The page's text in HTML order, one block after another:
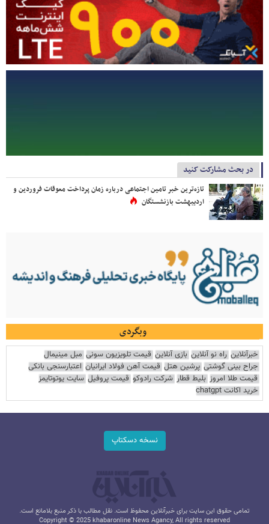
در بحث مشارکت کنید
تازه‌ترین خبر تامین اجتماعی درباره زمان پرداخت معوقات فروردین و
اردیبهشت بازنشستگان
وبگردی
خبرآنلاین راه نو آنلاین بازی آنلاین قیمت تلویزیون سونی مبل مینیمال
جراح بینی گوشتی پرشین هتل قیمت آهن فولاد ایرانیان اعتبارسنجی بانکی
قیمت طلا امروز بلیط قطار شرکت رادوکو قیمت پروفیل سایت یوتوتایمز
خرید اکانت chatgpt
نسخه دسکتاپ
تمامی حقوق این سایت برای خبرآنلاین محفوظ است. نقل مطالب با ذکر منبع بلامانع است.
Copyright © 2025 khabaronline News Agancy, All rights reserved